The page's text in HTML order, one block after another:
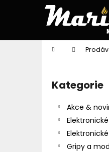
Domů
Přeskočit
kategorie
Kategorie
Akce &
Gripy a
í
Zpět
do
Zpět
do